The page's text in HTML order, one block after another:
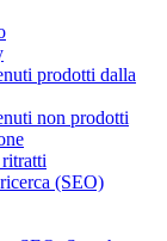
prodotti dalla
non prodotti
(SEO)